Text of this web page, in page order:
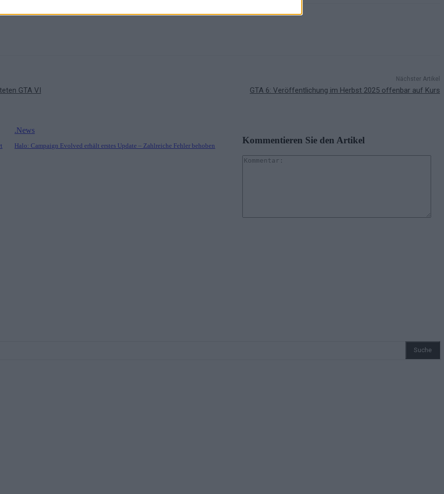
GTA VI
Nächster Artikel
GTA 6: Veröffentlichung im Herbst 2025 offenbar auf Kurs
.News
Halo: Campaign Evolved erhält erstes Update – Zahlreiche Fehler behoben Kommentieren Sie den Artikel
Suche